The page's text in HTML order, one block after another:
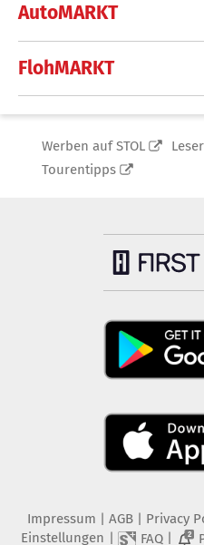
AutoMARKT
FlohMARKT
Werben auf STOL
Tourentipps
Impressum AGB Privacy
Einstellungen
FAQ| 2